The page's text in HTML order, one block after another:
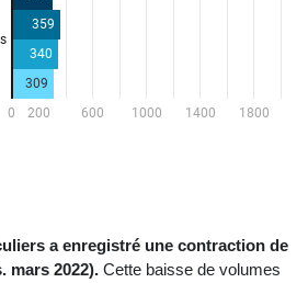
a enregistré une contraction de
mars 2022). Cette baisse de volumes